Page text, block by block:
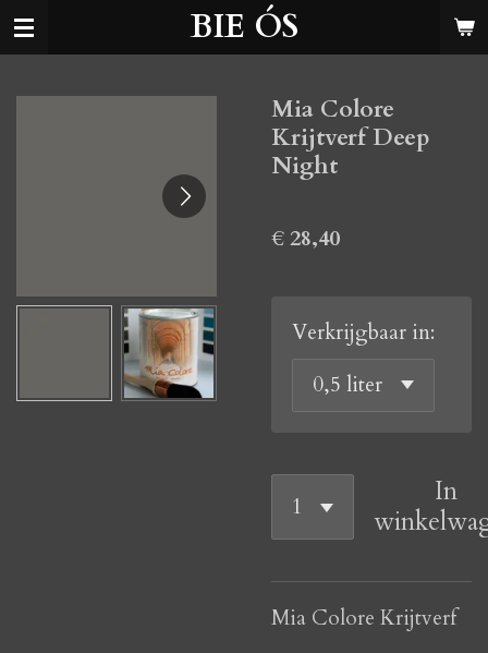
Ga
direct
BIE ÓS
Mia Colore
Krijtverf Deep
Night
€ 28,40
Verkrijgbaar in:
In
Mia Colore Krijtverf